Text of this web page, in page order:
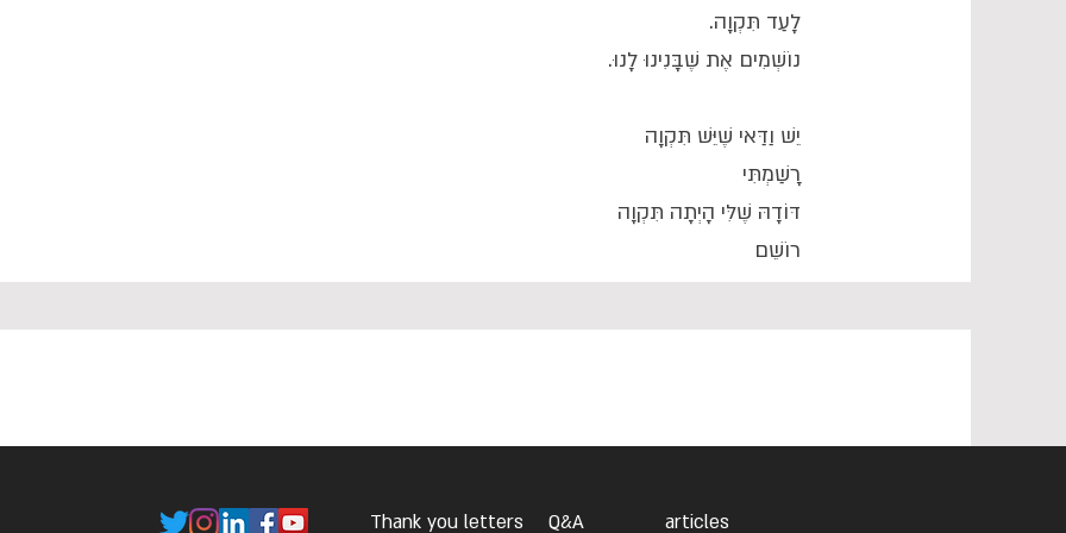
לָעַד תִּקְוָה.
נוֹשְׁמִים אֶת שֶׁבָּנִינוּ לָנוּ.
יֵשׁ וַדַּאי שֶׁיֵּשׁ תִּקְוָה
רָשַׁמְתִּי
דּוֹדָהּ שֶׁלִּי הָיְתָה תִּקְוָה
רוֹשֵׁם
Thank you letters Q&A articles